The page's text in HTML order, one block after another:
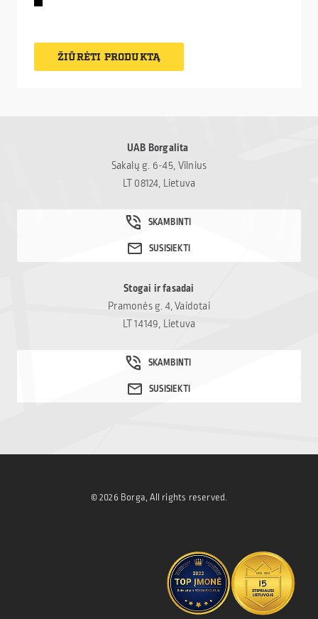
ŽIŪRĖTI PRODUKTĄ
UAB Borgalita
Sakalų g. 6-45, Vilnius
LT 08124, Lietuva
Stogai ir fasadai
Pramonės g. 4, Vaidotai
LT 14149, Lietuva
© 2026 Borga, All rights reserved.